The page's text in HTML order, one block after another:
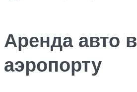
Аренда авто в
аэропорту